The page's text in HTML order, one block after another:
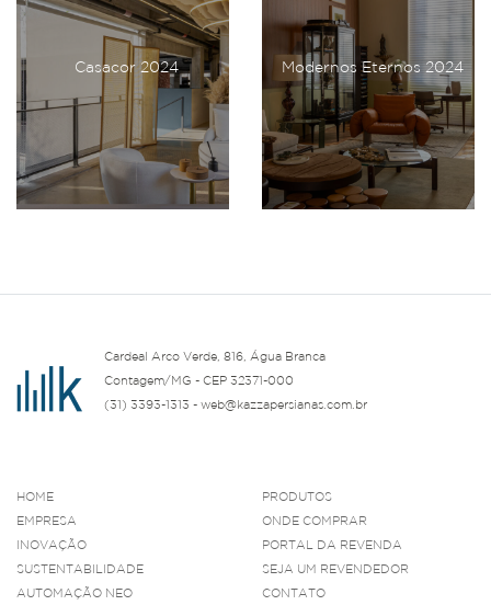
Casacor 2024 Modernos Eternos 2024
Cardeal Arco Verde, 816, Água Branca
Contagem/MG - CEP 32371-000
(31) 3393-1313 - web@kazzapersianas.com.br
HOME
EMPRESA
INOVAÇÃO
SUSTENTABILIDADE
AUTOMAÇÃO NEO
PRODUTOS
ONDE COMPRAR
PORTAL DA REVENDA
SEJA UM REVENDEDOR
CONTATO